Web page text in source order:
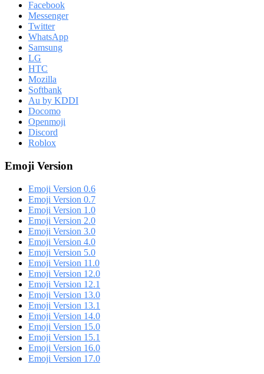
Facebook
Messenger
Twitter
WhatsApp
Samsung
LG
HTC
Mozilla
Softbank
Au by KDDI
Docomo
Openmoji
Discord
Roblox
Emoji Version
Emoji Version 0.6
Emoji Version 0.7
Emoji Version 1.0
Emoji Version 2.0
Emoji Version 3.0
Emoji Version 4.0
Emoji Version 5.0
Emoji Version 11.0
Emoji Version 12.0
Emoji Version 12.1
Emoji Version 13.0
Emoji Version 13.1
Emoji Version 14.0
Emoji Version 15.0
Emoji Version 15.1
Emoji Version 16.0
Emoji Version 17.0